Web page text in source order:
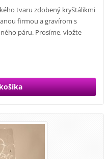
tvaru zdobený kryštálikmi
firmou a gravírom s
páru. Prosíme, vložte